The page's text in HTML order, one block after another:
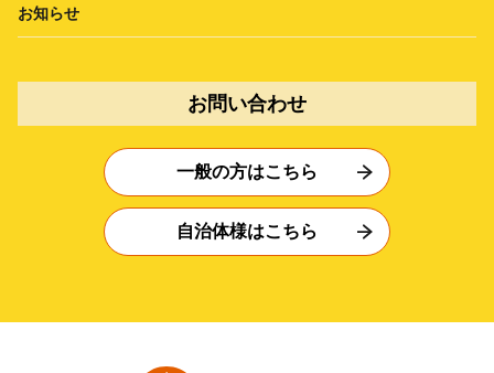
お知らせ
お問い合わせ
一般の方はこちら
自治体様はこちら